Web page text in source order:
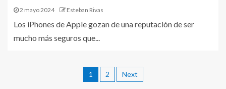
2 mayo 2024 Esteban Rivas
Los iPhones de Apple gozan de una reputación de ser
mucho más seguros que...
1 2 Next